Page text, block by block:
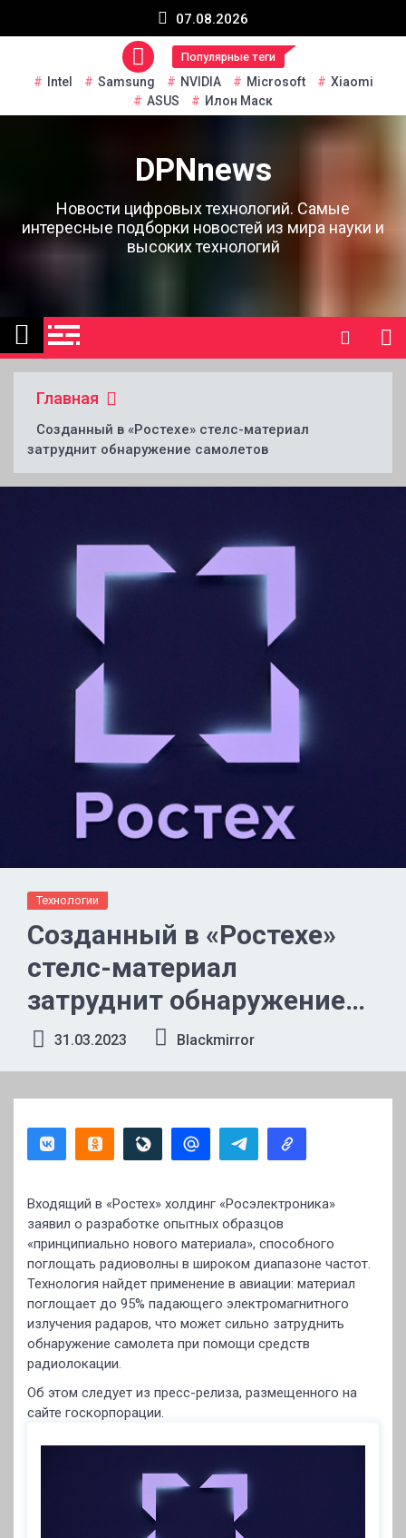
07.08.2026
Популярные теги
Intel Samsung NVIDIA Microsoft
Xiaomi
ASUS
Илон Маск
DPNnews
Новости цифровых технологий. Самые
интересные подборки новостей из мира науки и
высоких технологий
Главная
Созданный в «Ростехе» стелс-материал
затруднит обнаружение самолетов
Технологии
Созданный в «Ростехе»
стелс-материал
затруднит обнаружение
самолетов
31.03.2023 Blackmirror
Входящий в «Ростех» холдинг «Росэлектроника»
заявил о разработке опытных образцов
«принципиально нового материала», способного
поглощать радиоволны в широком диапазоне частот.
Технология найдет применение в авиации: материал
поглощает до 95% падающего электромагнитного
излучения радаров, что может сильно затруднить
обнаружение самолета при помощи средств
радиолокации.
Об этом следует из пресс-релиза, размещенного на
сайте госкорпорации.